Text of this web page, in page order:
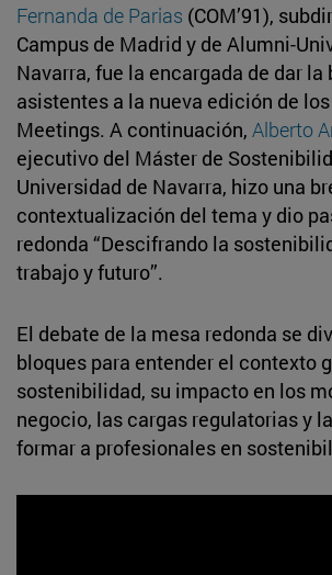
Fernanda de Parias (COM’91),
Campus de Madrid y de Alumni-
Navarra, fue la encargada de dar
asistentes a la nueva edición de
Meetings. A continuación, Alberto
ejecutivo del Máster de
Universidad de Navarra, hizo una
contextualización del tema y dio
redonda “Descifrando la
trabajo y futuro”.
El debate de la mesa redonda se
bloques para entender el contexto
sostenibilidad, su impacto en los
negocio, las cargas regulatorias y
formar a profesionales en